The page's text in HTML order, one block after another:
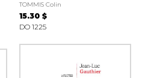
TOMMIS Colin
15.30 $
DO 1225